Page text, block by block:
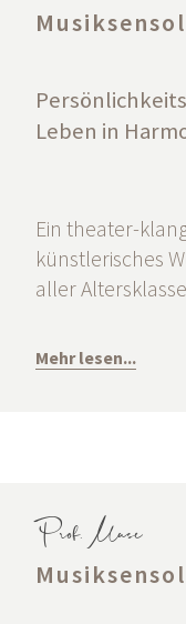
Leben in
Ein theater-
künstlerisches
aller
Mehr lesen...
Prof. Muse